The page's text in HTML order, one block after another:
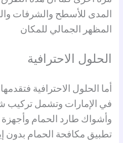
المدى للأسطح والشرفات
المظهر الجمالي للمكان
الحلول الاحترافية
أما الحلول الاحترافية
في الإمارات وتشمل تركيب
وأشواك طارد الحمام
تطبيق مكافحة الحمام بدون